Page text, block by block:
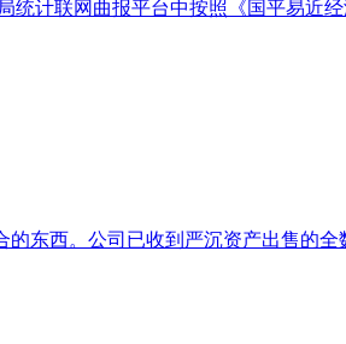
计联网曲报平台中按照《国平易近
东西。公司已收到严沉资产出售的